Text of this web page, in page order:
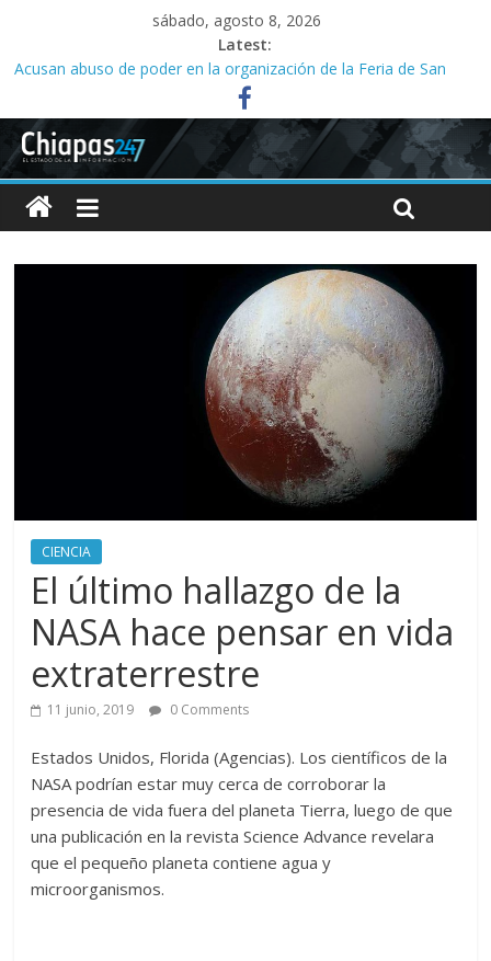
sábado, agosto 8, 2026
Latest:
Acusan abuso de poder en la organización de la Feria de San
Roque; señalan vínculos con el alcalde Ángel Torres
Ministeriales irrumpen a la fuerza en Casa del Migrante;
presbítero exige a la FGE investigar
Acusan a la SMyT de solapar corrupción en el transporte de la
capital
Familias acusan años de retrasos en investigaciones por abuso
sexual infantil
Tres meses sin agua desatan protesta en Yajalón
CIENCIA
El último hallazgo de la
NASA hace pensar en vida
extraterrestre
11 junio, 2019 0 Comments
Estados Unidos, Florida (Agencias). Los científicos de la
NASA podrían estar muy cerca de corroborar la
presencia de vida fuera del planeta Tierra, luego de que
una publicación en la revista Science Advance revelara
que el pequeño planeta contiene agua y
microorganismos.